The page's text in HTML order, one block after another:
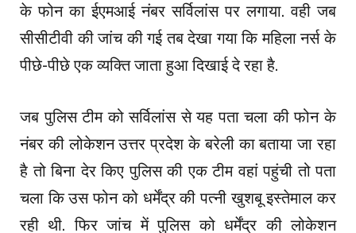
के फोन का ईएमआई नंबर सर्विलांस पर लगाया. वही जब
सीसीटीवी की जांच की गई तब देखा गया कि महिला नर्स के
पीछे-पीछे एक व्यक्ति जाता हुआ दिखाई दे रहा है.
जब पुलिस टीम को सर्विलांस से यह पता चला की फोन के
नंबर की लोकेशन उत्तर प्रदेश के बरेली का बताया जा रहा
है तो बिना देर किए पुलिस की एक टीम वहां पहुंची तो पता
चला कि उस फोन को धर्मेंद्र की पत्नी खुशबू इस्तेमाल कर
रही थी. फिर जांच में पुलिस को धर्मेंद्र की लोकेशन